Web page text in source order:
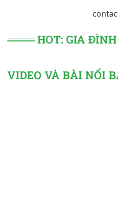
HOT: GIA
VIDEO VÀ BÀI NỔI